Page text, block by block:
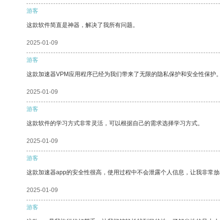
游客
这款软件简直是神器，解决了我所有问题。
2025-01-09
游客
这款加速器VPM应用程序已经为我们带来了无限的隐私保护和安全性保护
2025-01-09
游客
这款软件的学习方式非常灵活，可以根据自己的需求选择学习方式。
2025-01-09
游客
这款加速器app的安全性很高，使用过程中不会泄露个人信息，让我非常
2025-01-09
游客